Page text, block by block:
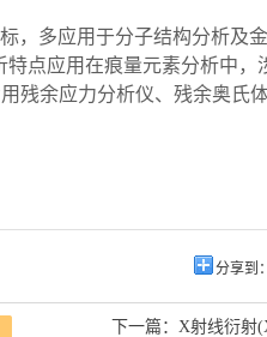
，多应用于分子结构分析及
点应用在痕量元素分析中，
残余应力分析仪、残余奥氏
分享到：
下一篇： X射线衍射